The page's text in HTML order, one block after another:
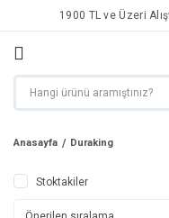
1900 TL ve Üzeri
Anasayfa Duraking
Stoktakiler